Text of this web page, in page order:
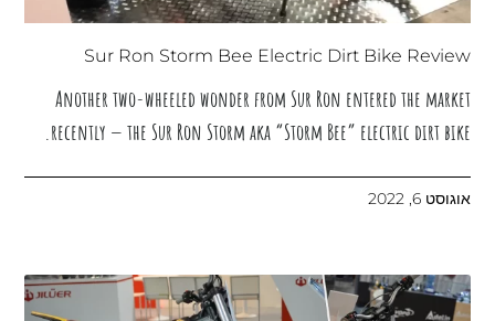
Sur Ron Storm Bee Electric Dirt Bike Review
Another two-wheeled wonder from Sur Ron entered the market
recently — the Sur Ron Storm aka “Storm Bee” electric dirt bike.
אוגוסט 6, 2022